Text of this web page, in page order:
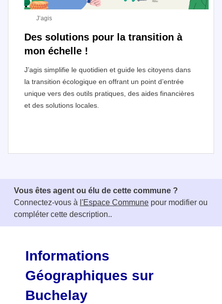
Des solutions pour la transition à
mon échelle !
J’agis simplifie le quotidien et guide les citoyens dans
la transition écologique en offrant un point d’entrée
unique vers des outils pratiques, des aides financières
et des solutions locales.
J’agis
Vous êtes agent ou élu de cette commune ?
Connectez-vous à l'Espace Commune pour modifier ou
compléter cette description..
Informations
Géographiques sur
Buchelay